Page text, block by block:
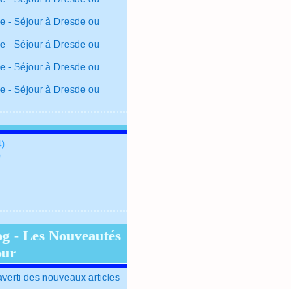
- Séjour à Dresde ou
- Séjour à Dresde ou
- Séjour à Dresde ou
- Séjour à Dresde ou
- Les Nouveautés
des nouveaux articles